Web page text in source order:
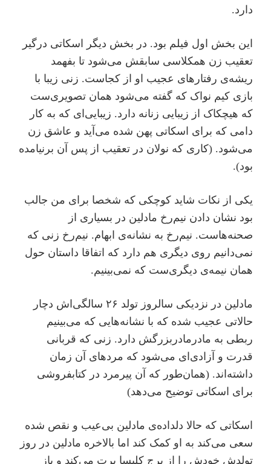
دارد.
این بخش اول فیلم بود. در بخش دیگر اسکاتی درگیر
تعقیب زن همکلاسی سابقش می‌شود تا بفهمد
ریشه‌ی رفتارهای عجیب او از کجاست. زنی زیبا با
بازی کیم نواک که گفته می‌شود همان تصویری‌ست
که هیچکاک از زیبایی زنانه دارد. زیبایی‌ای که به کار
دامی که برای اسکاتی پهن شده می‌آید و عاشق زن
می‌شود. (کاری که نولان در تعقیب از پس آن برنیامده
بود).
یکی از نکات شاید کوچکی که شخصا برای من جالب
بود نشان دادن نیم‌رخ مادلین در بسیاری از
صحنه‌ها‌ست. نیم‌رخ به نشانه‌ی ابهام. نیم‌رخ زنی که
نمی‌دانیم روی دیگری هم دارد که اتفاقا داستان حول
همان نیمه‌ی دیگری‌ست که نمی‌بینیم.
مادلین در نزدیکی سالروز تولد ۲۶ سالگی‌اش دچار
حالاتی عجیب شده که با نشانه‌هایی که می‌بینیم
ربطی به مادرمادربزرگش دارد. زنی که قربانی
قدرت و آزادی‌ای می‌شود که مردهای آن زمان
داشته‌اند. (همان‌طور که آن پیرمرد در کتابفروشی
برای اسکاتی توضیح می‌دهد)
اسکاتی که حالا دلداده‌ی مادلین بی‌عیب و نقص شده
سعی می‌کند به او کمک کند اما بالاخره مادلین در روز
تولدش خودش را از برج کلیسا پرت می‌کند و باز